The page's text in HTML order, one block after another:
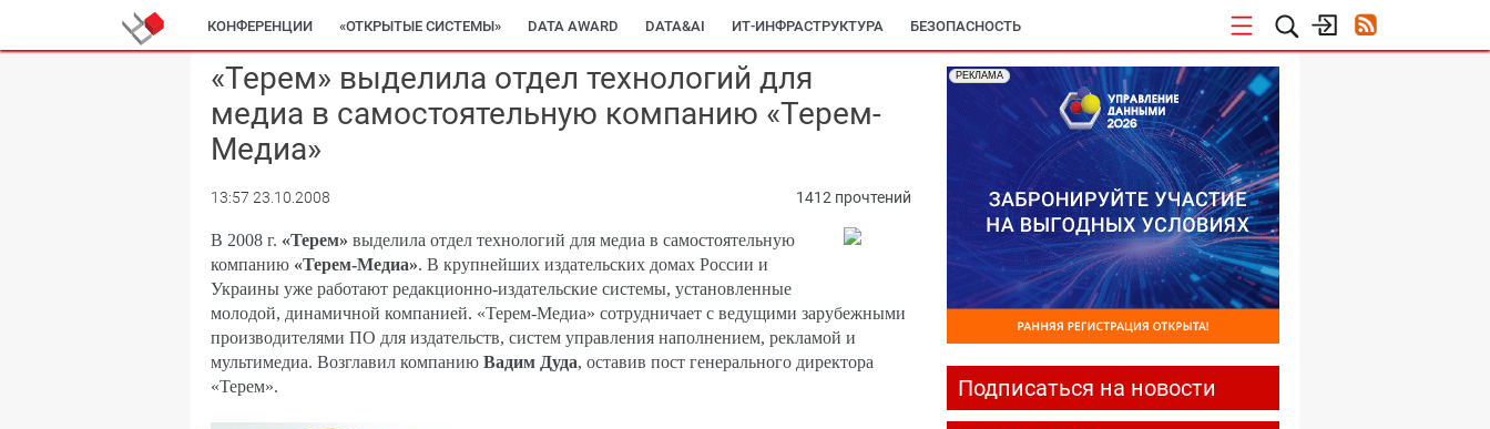
КОНФЕРЕНЦИИ «ОТКРЫТЫЕ СИСТЕМЫ» DATA AWARD DATA&AI ИТ-ИНФРАСТРУКТУРА БЕЗОПАСНОСТЬ
«Терем» выделила отдел технологий для
медиа в самостоятельную компанию «Терем-
Медиа»
13:57 23.10.2008 1412 прочтений
В 2008 г. «Терем» выделила отдел технологий для медиа в самостоятельную
компанию «Терем-Медиа». В крупнейших издательских домах России и
Украины уже работают редакционно-издательские системы, установленные
молодой, динамичной компанией. «Терем-Медиа» сотрудничает с ведущими зарубежными
производителями ПО для издательств, систем управления наполнением, рекламой и
мультимедиа. Возглавил компанию Вадим Дуда, оставив пост генерального директора
«Терем».
РЕКЛАМА
Подписаться на новости